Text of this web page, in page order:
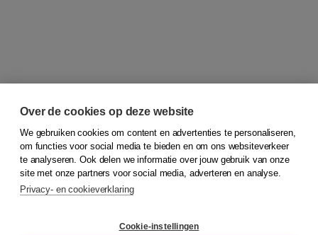
© 2026Koninklijke Boom uitgevers
Over de cookies op deze website
We gebruiken cookies om content en advertenties te personaliseren,
om functies voor social media te bieden en om ons websiteverkeer
te analyseren. Ook delen we informatie over jouw gebruik van onze
site met onze partners voor social media, adverteren en analyse.
Privacy- en cookieverklaring
Cookie-instellingen